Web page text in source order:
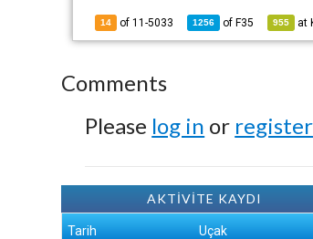
14 of 11-5033 1256 of F35 955 at
Comments
Please log in or register
AKTİVİTE KAYDI
Tarih Uçak